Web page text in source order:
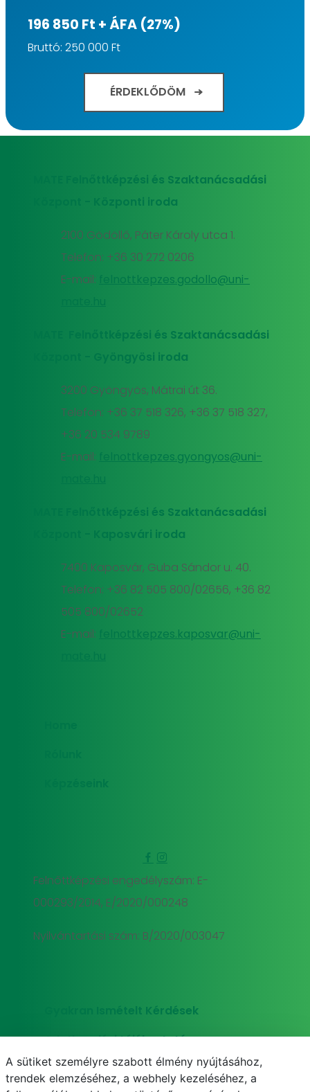
196 850 Ft + ÁFA (27%)
Bruttó: 250 000 Ft
ÉRDEKLŐDÖM
MATE Felnőttképzési és Szaktanácsadási
Központ - Központi iroda
2100 Gödöllő, Páter Károly utca 1.
Telefon: +36 30 272 0206
E-mail:
felnottkepzes.godollo@uni-
MATE Felnőttképzési és Szaktanácsadási
Központ - Gyöngyösi iroda
3200 Gyöngyös, Mátrai út 36.
Telefon: +36 37 518 326, +36 37 518 327,
+36 20 534 9789
E-mail:
felnottkepzes.gyongyos@uni-
MATE Felnőttképzési és Szaktanácsadási
Központ - Kaposvári iroda
7400 Kaposvár, Guba Sándor u. 40.
Telefon: +36 82 505 800/02656, +36 82
505 800/02652
E-mail:
felnottkepzes.kaposvar@uni-
Felnőttképzési engedélyszám: E-
000293/2014, E/2020/000248
Nyilvántartási szám: B/2020/003047
Gyakran Ismételt Kérdések
Adatkezelési tájékoztató
Süti (cookie) tájékoztató
A sütiket személyre szabott élmény nyújtásához,
trendek elemzéséhez, a webhely kezeléséhez, a